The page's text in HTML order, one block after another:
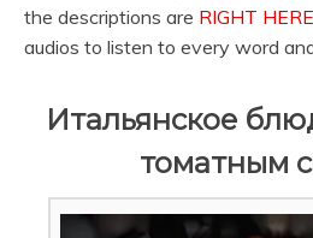
the descriptions are RIGHT HERE
audios to listen to every word
Итальянское
томатным